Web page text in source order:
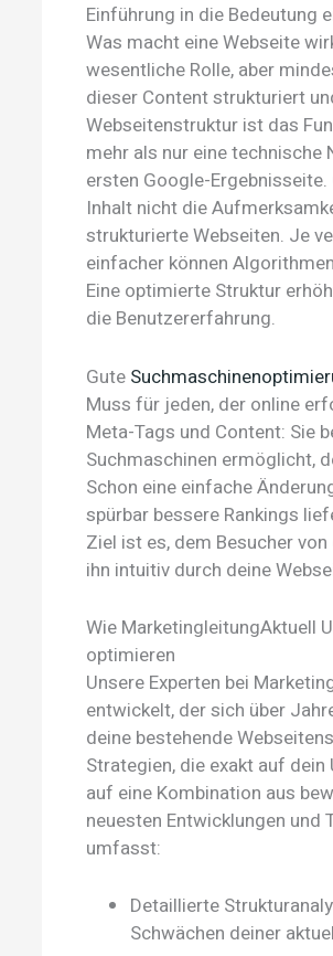
Einführung in die Bedeutung
Was macht eine Webseite
wesentliche Rolle, aber
dieser Content strukturiert
Webseitenstruktur ist das
mehr als nur eine
ersten Google-
Inhalt nicht die
strukturierte Webseiten. Je
einfacher können
Eine optimierte Struktur
die Benutzererfahrung.
Gute
Muss für jeden, der online
Meta-Tags und Content: Sie
Suchmaschinen ermöglicht,
Schon eine einfache
spürbar bessere Rankings
Ziel ist es, dem Besucher
ihn intuitiv durch deine
Wie MarketingleitungAktuell
optimieren
Unsere Experten bei
entwickelt, der sich über
deine bestehende
Strategien, die exakt auf
auf eine Kombination aus
neuesten Entwicklungen und
umfasst:
Detaillierte
Schwächen deiner